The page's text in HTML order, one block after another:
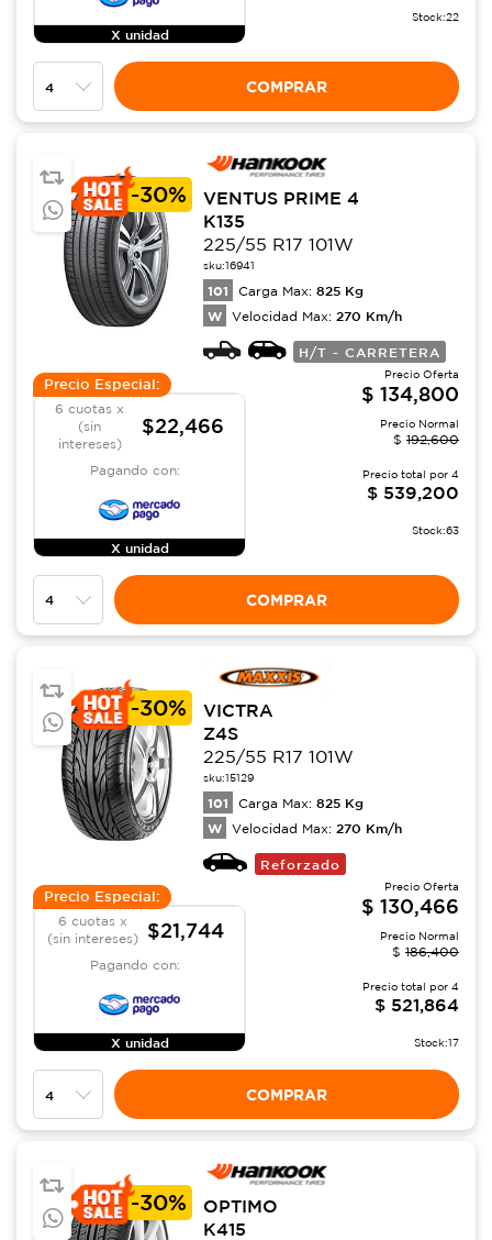
X unidad
Stock:22
COMPRAR
-30%
VENTUS PRIME 4
K135
225/55 R17 101W
sku:16941
101 Carga Max: 825 Kg
W Velocidad Max: 270 Km/h
H/T - CARRETERA
Precio Especial:
6 cuotas x
(sin
intereses)
$22,466
Pagando con:
X unidad
Precio Oferta
$ 134,800
Precio Normal
$ 192,600
Precio total por 4
$ 539,200
Stock:63
COMPRAR
-30%
VICTRA
Z4S
225/55 R17 101W
sku:15129
101 Carga Max: 825 Kg
W Velocidad Max: 270 Km/h
Reforzado
Precio Especial:
6 cuotas x
(sin intereses)
$21,744
Pagando con:
X unidad
Precio Oferta
$ 130,466
Precio Normal
$ 186,400
Precio total por 4
$ 521,864
Stock:17
COMPRAR
-30%
OPTIMO
K415